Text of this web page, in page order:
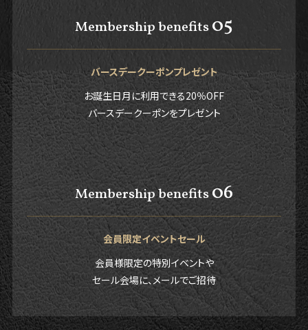
Membership benefits05
バースデークーポンプレゼント
お誕生日月に利用できる20％OFF
バースデークーポンをプレゼント
Membership benefits06
会員限定イベントセール
会員様限定の特別イベントや
セール会場に、メールでご招待